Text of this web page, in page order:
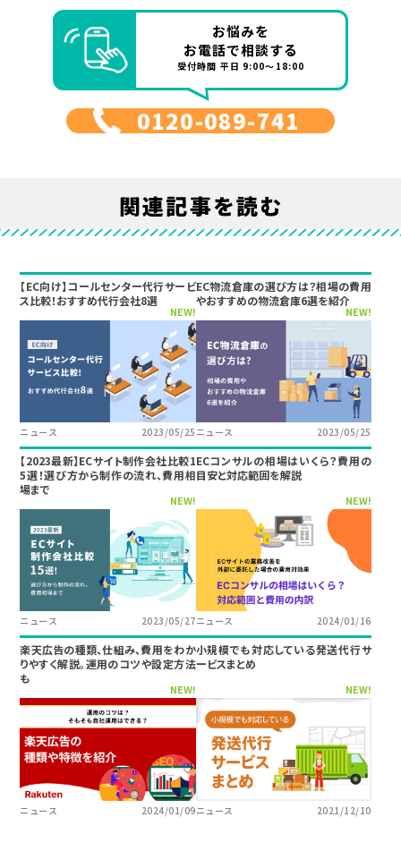
お悩みを
お電話で相談する
受付時間 平日 9:00～18:00
0120-089-741
関連記事を読む
【EC向け】コールセンター代行サービ
ス比較！おすすめ代行会社8選
NEW!
ニュース 2023/05/25
EC物流倉庫の選び方は？相場の費用
やおすすめの物流倉庫6選を紹介
NEW!
ニュース 2023/05/25
【2023最新】ECサイト制作会社比較1
5選！選び方から制作の流れ、費用相
場まで
NEW!
ニュース 2023/05/27
ECコンサルの相場はいくら？費用の
目安と対応範囲を解説
NEW!
ニュース 2024/01/16
楽天広告の種類、仕組み、費用をわか
りやすく解説。運用のコツや設定方法
も
NEW!
ニュース 2024/01/09
小規模でも対応している発送代行サ
ービスまとめ
NEW!
ニュース 2021/12/10